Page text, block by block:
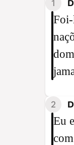
1
2
Eu